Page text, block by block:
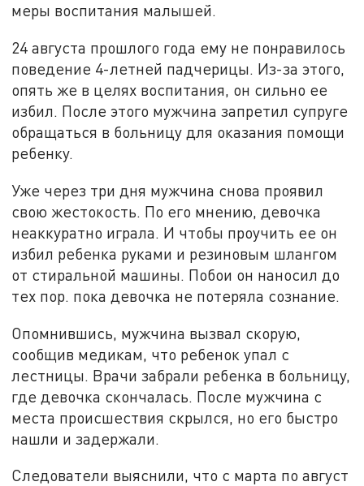
меры воспитания малышей.
24 августа прошлого года ему не понравилось
поведение 4-летней падчерицы. Из-за этого,
опять же в целях воспитания, он сильно ее
избил. После этого мужчина запретил супруге
обращаться в больницу для оказания помощи
ребенку.
Уже через три дня мужчина снова проявил
свою жестокость. По его мнению, девочка
неаккуратно играла. И чтобы проучить ее он
избил ребенка руками и резиновым шлангом
от стиральной машины. Побои он наносил до
тех пор. пока девочка не потеряла сознание.
Опомнившись, мужчина вызвал скорую,
сообщив медикам, что ребенок упал с
лестницы. Врачи забрали ребенка в больницу,
где девочка скончалась. После мужчина с
места происшествия скрылся, но его быстро
нашли и задержали.
Следователи выяснили, что с марта по август